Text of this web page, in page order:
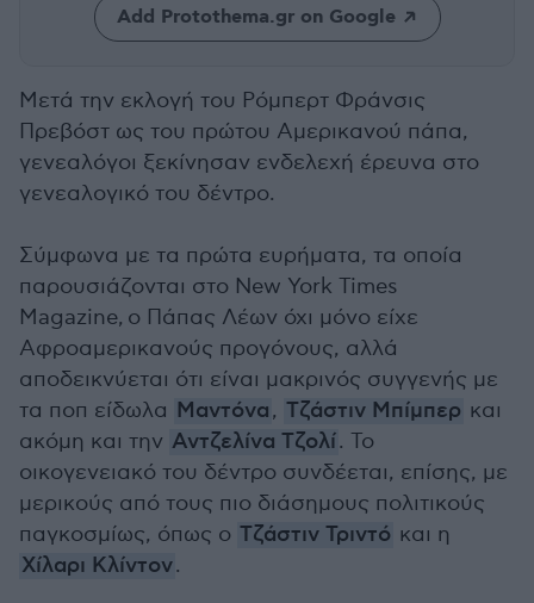
Add Protothema.gr on Google
Μετά την εκλογή του Ρόμπερτ Φράνσις
Πρεβόστ ως του πρώτου Αμερικανού πάπα,
γενεαλόγοι ξεκίνησαν ενδελεχή έρευνα στο
γενεαλογικό του δέντρο.
Σύμφωνα με τα πρώτα ευρήματα, τα οποία
παρουσιάζονται στο New York Times
Magazine, ο Πάπας Λέων όχι μόνο είχε
Αφροαμερικανούς προγόνους, αλλά
αποδεικνύεται ότι είναι μακρινός συγγενής με
τα ποπ είδωλα Μαντόνα, Τζάστιν Μπίμπερ και
ακόμη και την Αντζελίνα Τζολί. Το
οικογενειακό του δέντρο συνδέεται, επίσης, με
μερικούς από τους πιο διάσημους πολιτικούς
παγκοσμίως, όπως ο Τζάστιν Τριντό και η
Χίλαρι Κλίντον.